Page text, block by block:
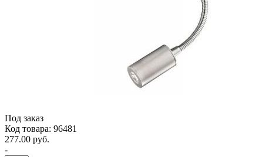
Под заказ
Код товара: 96481
277.00 руб.
-